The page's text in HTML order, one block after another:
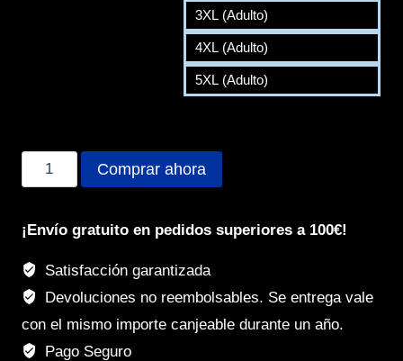
3XL (Adulto)
4XL (Adulto)
5XL (Adulto)
2026-
2027
Polo
técnicos
Comprar ahora
¡Envío gratuito en pedidos superiores a 100€!
Satisfacción garantizada
Devoluciones no reembolsables. Se entrega vale
con el mismo importe canjeable durante un año.
Pago Seguro